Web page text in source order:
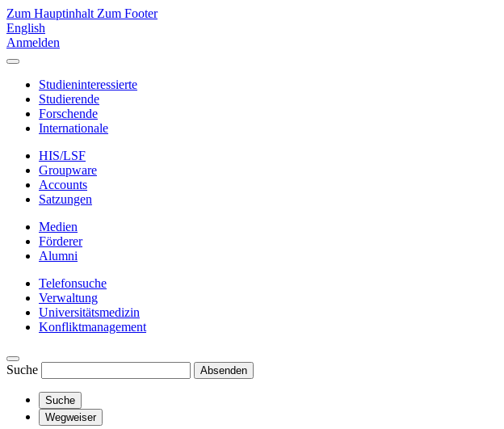
Zum Hauptinhalt Zum Footer
English
Anmelden
Studieninteressierte
Studierende
Forschende
Internationale
HIS/LSF
Groupware
Accounts
Satzungen
Medien
Förderer
Alumni
Telefonsuche
Verwaltung
Universitätsmedizin
Konfliktmanagement
Suche Absenden
Suche
Wegweiser